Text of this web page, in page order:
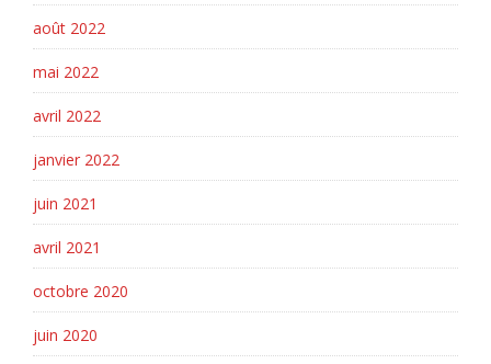
août 2022
mai 2022
avril 2022
janvier 2022
juin 2021
avril 2021
octobre 2020
juin 2020